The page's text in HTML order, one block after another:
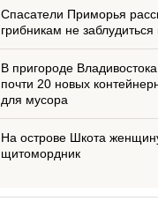
Спасатели Приморья
грибникам не заблудиться
В пригороде
почти 20 новых
для мусора
На острове Шкота
щитомордник